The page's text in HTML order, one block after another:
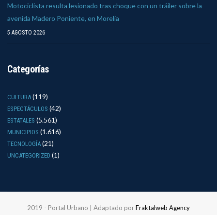
Motociclista resulta lesionado tras choque con un tráiler sobre la
avenida Madero Poniente, en Morelia
5 AGOSTO 2026
Categorías
CULTURA (119)
ESPECTÁCULOS (42)
ESTATALES (5.561)
MUNICIPIOS (1.616)
TECNOLOGÍA (21)
UNCATEGORIZED (1)
2019 - Portal Urbano | Adaptado porFraktalweb Agency